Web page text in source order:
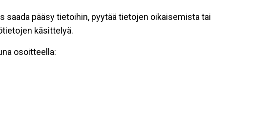
pääsy tietoihin, pyytää tietojen oikaisemista tai
käsittelyä.
osoitteella: